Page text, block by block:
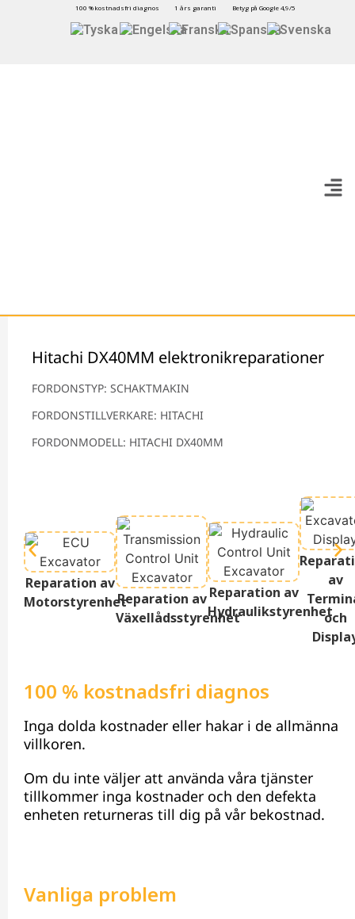
100 % kostnadsfri diagnos 1 års garanti Betyg på Google 4,9/5
Hitachi DX40MM elektronikreparationer
FORDONSTYP: SCHAKTMAKIN
FORDONSTILLVERKARE: HITACHI
FORDONMODELL: HITACHI DX40MM
Reparation av
MotorstyrenhetReparation av
Växellådsstyrenhet
Reparation av
Hydraulikstyrenhet
av
och
100 % kostnadsfri diagnos
Inga dolda kostnader eller hakar i de allmänna
villkoren.
Om du inte väljer att använda våra tjänster
tillkommer inga kostnader och den defekta
enheten returneras till dig på vår bekostnad.
Vanliga problem